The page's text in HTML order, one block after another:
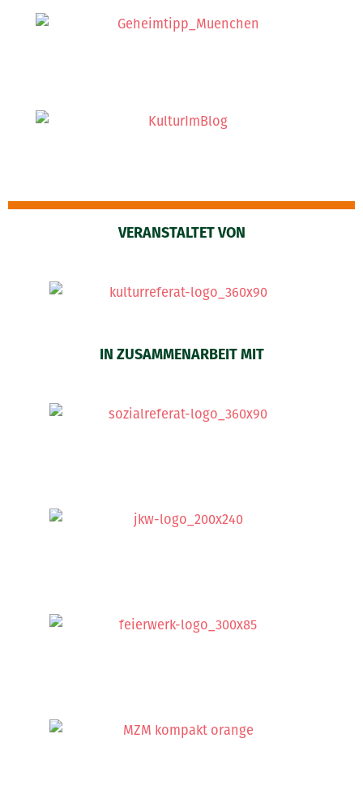
VERANSTALTET VON
IN ZUSAMMENARBEIT MIT